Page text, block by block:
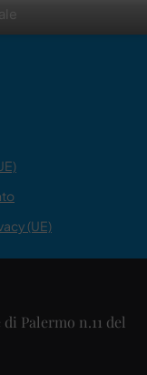
(UE)
Palermo n.11 del